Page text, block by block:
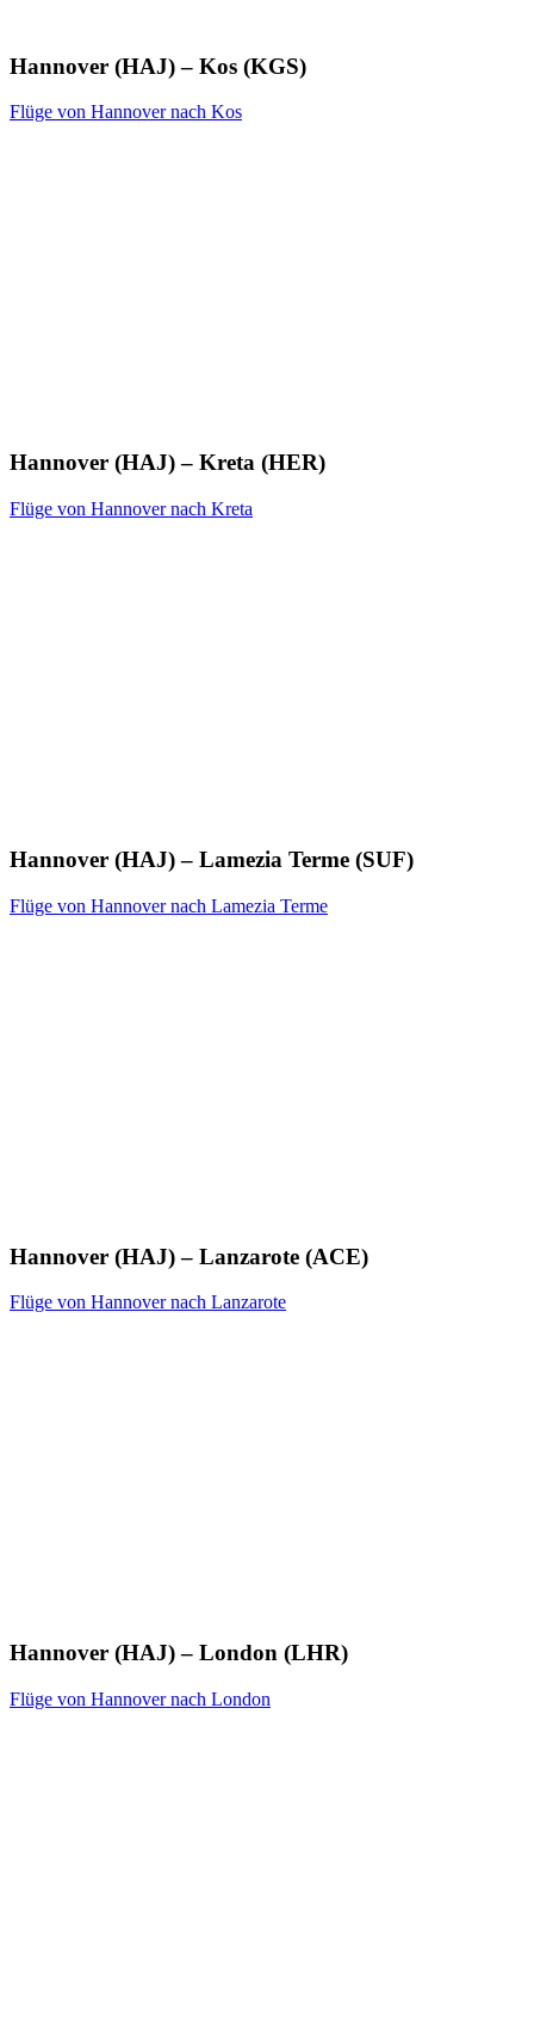
Hannover (HAJ) – Kos (KGS)
Flüge von Hannover nach Kos
Hannover (HAJ) – Kreta (HER)
Flüge von Hannover nach Kreta
Hannover (HAJ) – Lamezia Terme (SUF)
Flüge von Hannover nach Lamezia Terme
Hannover (HAJ) – Lanzarote (ACE)
Flüge von Hannover nach Lanzarote
Hannover (HAJ) – London (LHR)
Flüge von Hannover nach London